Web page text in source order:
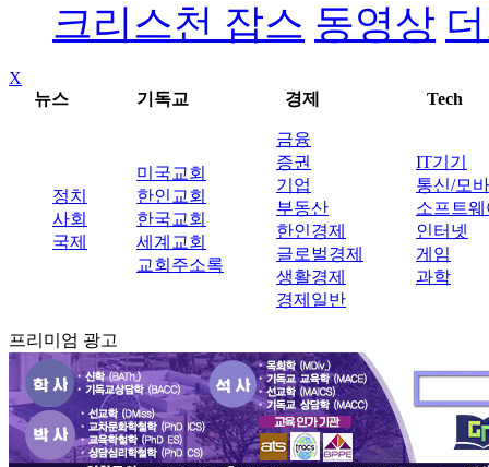
크리스천 잡스 동영상
X
뉴스
기독교 경제 Tech
정치
사회
국제
미국교회
한인교회
한국교회
세계교회
교회주소록
금융
증권
기업
부동산
한인경제
글로벌경제
생활경제
경제일반
IT기기
통신/모
소프트웨
인터넷
게임
과학
프리미엄 광고